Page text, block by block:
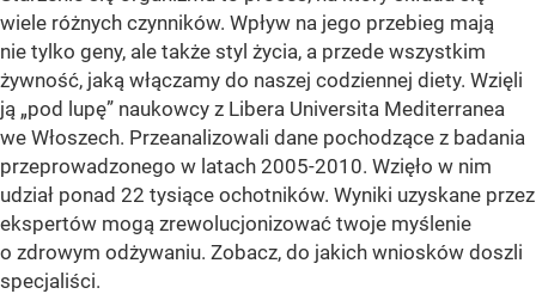
wiele różnych czynników. Wpływ na jego przebieg mają
nie tylko geny, ale także styl życia, a przede wszystkim
żywność, jaką włączamy do naszej codziennej diety. Wzięli
ją „pod lupę” naukowcy z Libera Universita Mediterranea
we Włoszech. Przeanalizowali dane pochodzące z badania
przeprowadzonego w latach 2005-2010. Wzięło w nim
udział ponad 22 tysiące ochotników. Wyniki uzyskane przez
ekspertów mogą zrewolucjonizować twoje myślenie
o zdrowym odżywaniu. Zobacz, do jakich wniosków doszli
specjaliści.